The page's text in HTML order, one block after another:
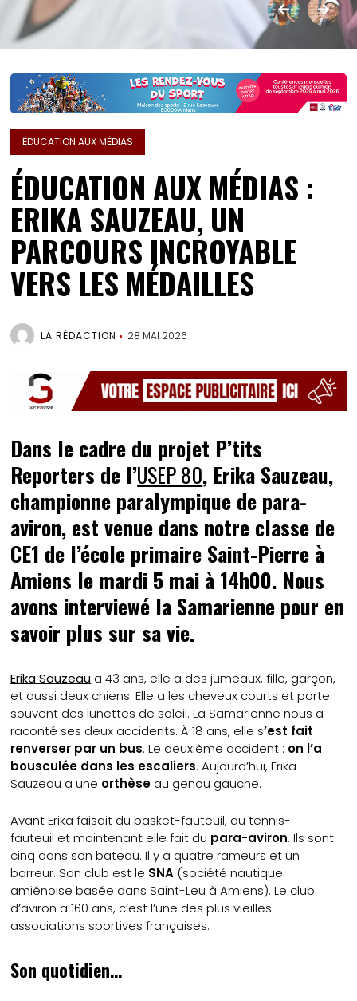
ÉDUCATION AUX MÉDIAS
ÉDUCATION AUX MÉDIAS :
ERIKA SAUZEAU, UN
PARCOURS INCROYABLE
VERS LES MÉDAILLES
LA RÉDACTION 28 MAI 2026
Dans le cadre du projet P’tits
Reporters de l’USEP 80, Erika Sauzeau,
championne paralympique de para-
aviron, est venue dans notre classe de
CE1 de l’école primaire Saint-Pierre à
Amiens le mardi 5 mai à 14h00. Nous
avons interviewé la Samarienne pour en
savoir plus sur sa vie.
Erika Sauzeau a 43 ans, elle a des jumeaux, fille, garçon,
et aussi deux chiens. Elle a les cheveux courts et porte
souvent des lunettes de soleil. La Samarienne nous a
raconté ses deux accidents. À 18 ans, elle s’est fait
renverser par un bus. Le deuxième accident : on l’a
bousculée dans les escaliers. Aujourd’hui, Erika
Sauzeau a une orthèse au genou gauche.
Avant Erika faisait du basket-fauteuil, du tennis-
fauteuil et maintenant elle fait du para-aviron. Ils sont
cinq dans son bateau. Il y a quatre rameurs et un
barreur. Son club est le SNA (société nautique
amiénoise basée dans Saint-Leu à Amiens). Le club
d’aviron a 160 ans, c’est l’une des plus vieilles
associations sportives françaises.
Son quotidien…